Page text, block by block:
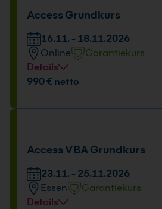
26.10. - 28.10.2026
Access Grundkurs
16.11. - 18.11.2026
Online
Garantiekurs
Details
Tage und Uhrzeit
990 € netto
Access VBA Grundkurs
23.11. - 25.11.2026
Essen
Garantiekurs
Details